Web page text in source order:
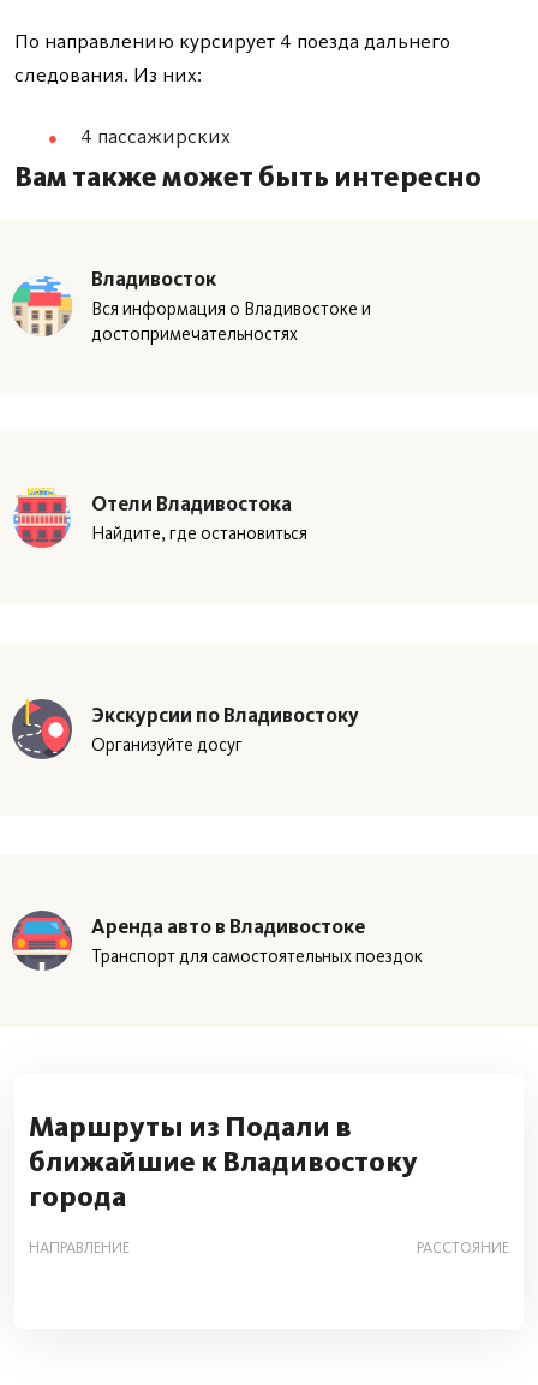
По направлению курсирует 4 поезда дальнего
следования. Из них:
4 пассажирских
Вам также может быть интересно
Владивосток
Вся информация о Владивостоке и
достопримечательностях
Отели Владивостока
Найдите, где остановиться
Экскурсии по Владивостоку
Организуйте досуг
Аренда авто в Владивостоке
Транспорт для самостоятельных поездок
Маршруты из Подали в
ближайшие к Владивостоку
города
НАПРАВЛЕНИЕ РАССТОЯНИЕ